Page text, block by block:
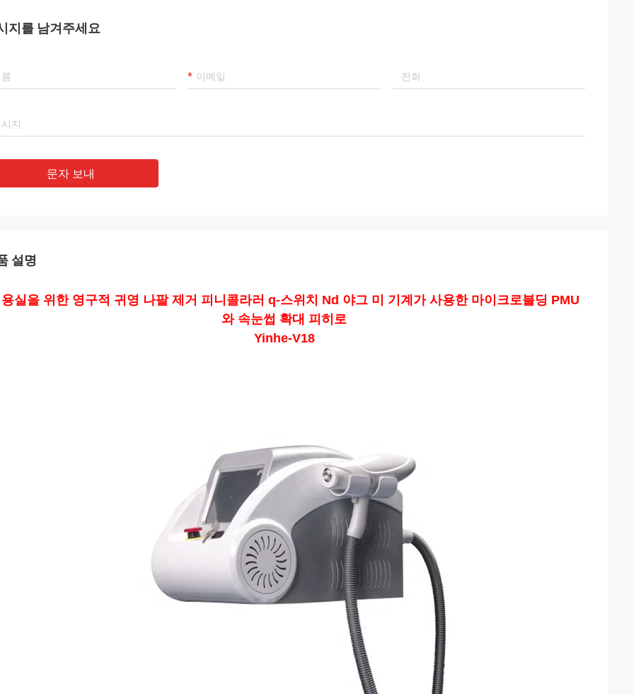
지를 남겨주세요
문자 보내
설명
실을 위한 영구적 귀영 나팔 제거 피니콜라러 q-스위치 Nd 야그 미 기계가 사용한 마이크로블딩 PMU
와 속눈썹 확대 피히로
Yinhe-V18